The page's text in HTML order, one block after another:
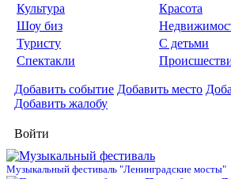
Культура
Красота
Шоу биз
Туристу
С детьми
Спектакли
Добавить событие Добавить место
Добавить жалобу
Войти
Музыкальный фестиваль "Ленинградские мосты"